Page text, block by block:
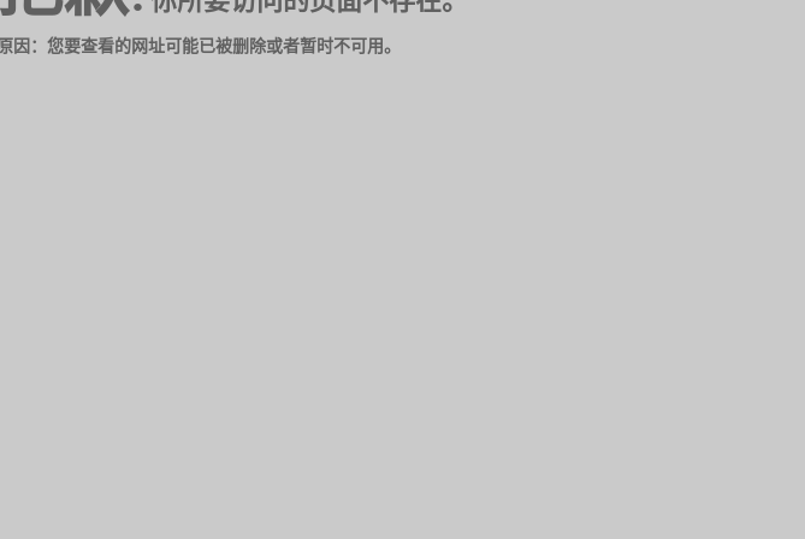
因：您要查看的网址可能已被删除或者暂时不可用。